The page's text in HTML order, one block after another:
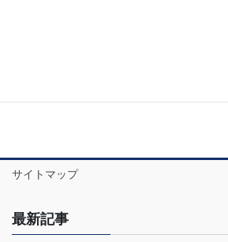
サイトマップ
最新記事